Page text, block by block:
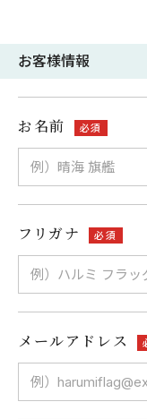
お客様情報
お名前 必須
フリガナ 必須
メールアドレス